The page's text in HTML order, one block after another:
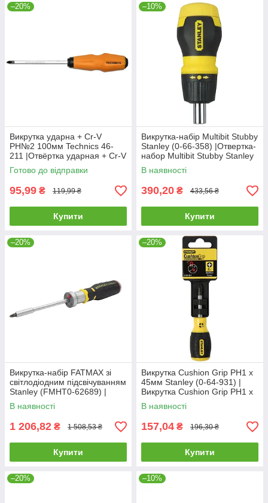
–20%
Викрутка ударна + Cr-V
PH№2 100мм Technics 46-
211 |Отвёртка ударная + Cr-V
PH№2 100мм Technics
Готово до відправки
95,99 ₴ 119,99 ₴
Купити
–10%
Викрутка-набір Multibit Stubby
Stanley (0-66-358) |Отвертка-
набор Multibit Stubby Stanley
(0-66-358)
В наявності
390,20 ₴ 433,56 ₴
Купити
–20%
Викрутка-набір FATMAX зі
світлодіодним підсвічуванням
Stanley (FMHT0-62689) |
Викрутка-набір зі
В наявності
1 206,82 ₴ 1 508,53 ₴
Купити
–20%
Викрутка Cushion Grip PH1 x
45мм Stanley (0-64-931) |
Викрутка Cushion Grip PH1 x
45мм Stanley (0-64-931
В наявності
157,04 ₴ 196,30 ₴
Купити
–20% –10%